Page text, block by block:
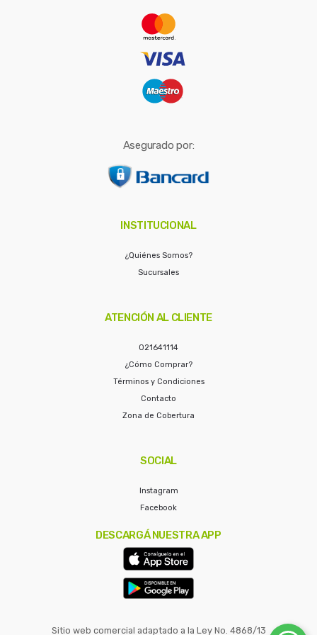
Asegurado por:
INSTITUCIONAL
¿Quiénes Somos?
Sucursales
ATENCIÓN AL CLIENTE
021641114
¿Cómo Comprar?
Términos y Condiciones
Contacto
Zona de Cobertura
SOCIAL
Instagram
Facebook
DESCARGÁ NUESTRA APP
Sitio web comercial adaptado a la Ley No. 4868/13